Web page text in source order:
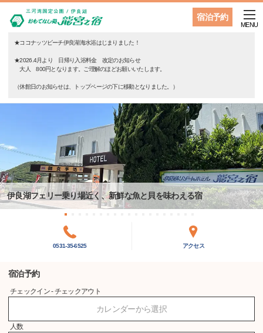
宿泊予約
MENU
★ココナッツビーチ伊良湖海水浴はじまりました！
★2026.4月より 日帰り入浴料金 改定のお知らせ
大人 800円となります。ご理解のほどお願いいたします。
（休館日のお知らせは、トップページの下に移動となりました。）
伊良湖フェリー乗り場近く、新鮮な魚と貝を味わえる宿
0531-35-6525 アクセス
宿泊予約
チェックイン - チェックアウト
カレンダーから選択
人数